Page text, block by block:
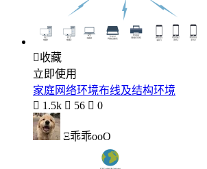
收藏
立即使用
家庭网络环境布线及结构环境
 1.5k  56  0
Ξ乖乖oοО